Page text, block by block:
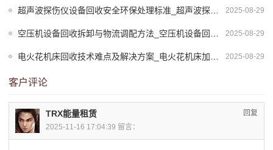
2025-08-29
超声波探伤仪设备回收安全环保处理标准_超声波探伤标准最新版
2025-08-29
空压机设备回收拆卸与物流调配方法_空压机设备回收拆卸与物流调配方法有哪些
2025-08-29
电火花机床回收技术难点及解决方案_电火花机床加工的特点及应用范围
客户评论
TRX能量租赁
2025-11-16 17:04:39 留言：
回复